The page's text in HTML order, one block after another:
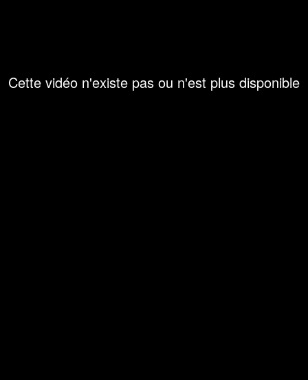
Cette vidéo n'existe pas ou n'est plus disponible